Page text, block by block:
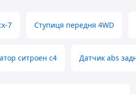
7 Ступиця передня 4WD
ситроен с4 Датчик abs